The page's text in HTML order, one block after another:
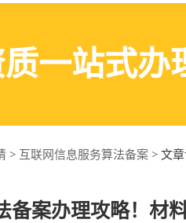
一站式办
> 互联网信息服务算法备案 > 文
备案办理攻略！材